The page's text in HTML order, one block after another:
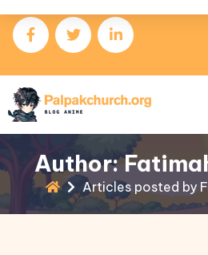
to
content
News
Author:
Articles posted by